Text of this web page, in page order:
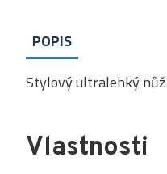
POPIS
Stylový ultralehký nůž
Vlastnosti